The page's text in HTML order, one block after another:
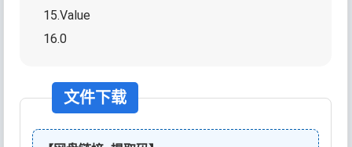
15.Value
16.0
文件下载